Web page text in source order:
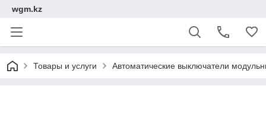
wgm.kz
Товары и услуги Автоматические выключатели